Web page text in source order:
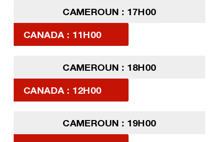
CAMEROUN : 17H00
CANADA : 11H00
CAMEROUN : 18H00
CANADA : 12H00
CAMEROUN : 19H00